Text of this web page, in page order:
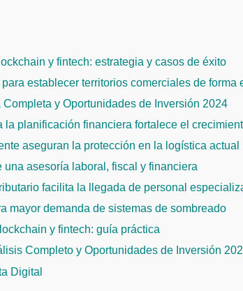
y fintech: estrategia y casos de éxito
establecer territorios comerciales de forma
y Oportunidades de Inversión 2024
planificación financiera fortalece el
aseguran la protección en la logística actual
asesoría laboral, fiscal y financiera
facilita la llegada de personal
mayor demanda de sistemas de sombreado
y fintech: guía práctica
Completo y Oportunidades de Inversión